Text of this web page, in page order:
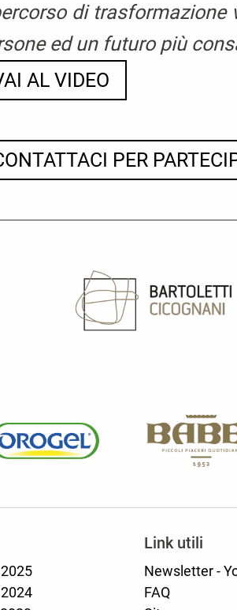
di trasformazione
ed un futuro più
AL VIDEO
PER
Link utili
Newsletter -
FAQ